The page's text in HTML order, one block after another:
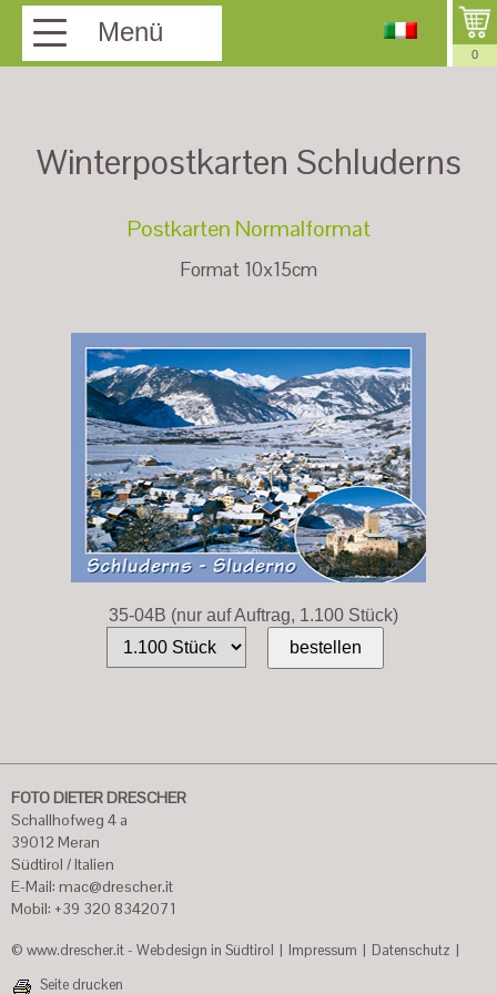
Menü
0
Winterpostkarten Schluderns
Postkarten Normalformat
Format 10x15cm
35-04B (nur auf Auftrag, 1.100 Stück)
FOTO DIETER DRESCHER
Schallhofweg 4 a
39012 Meran
Südtirol / Italien
E-Mail: mac@drescher.it
Mobil: +39 320 8342071
© www.drescher.it - Webdesign in Südtirol | Impressum | Datenschutz |
Seite drucken